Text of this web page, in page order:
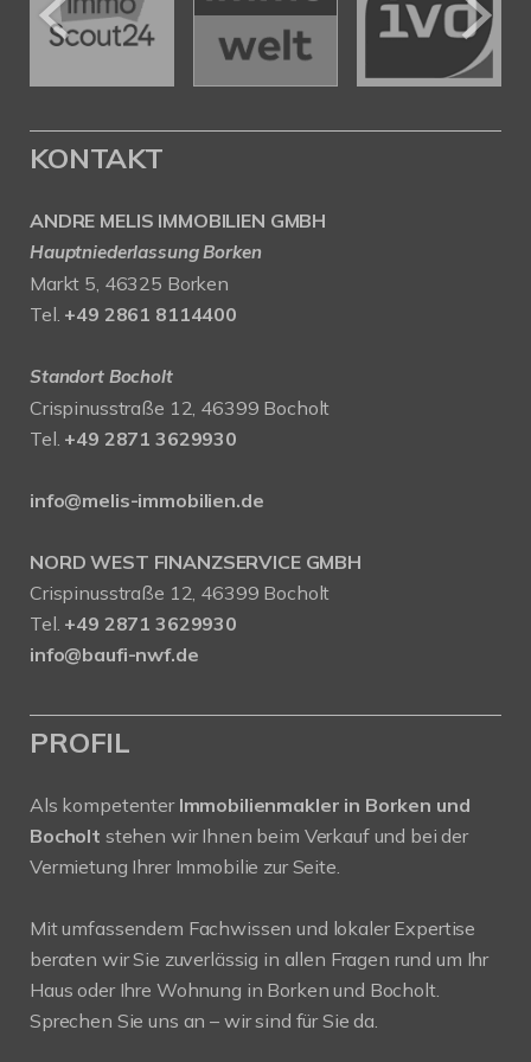
KONTAKT
ANDRE MELIS IMMOBILIEN GMBH
Hauptniederlassung Borken
Markt 5, 46325 Borken
Tel. +49 2861 8114400
Standort Bocholt
Crispinusstraße 12, 46399 Bocholt
Tel. +49 2871 3629930
info@melis-immobilien.de
NORD WEST FINANZSERVICE GMBH
Crispinusstraße 12, 46399 Bocholt
Tel. +49 2871 3629930
info@baufi-nwf.de
PROFIL
Als kompetenter Immobilienmakler in Borken und
Bocholt stehen wir Ihnen beim Verkauf und bei der
Vermietung Ihrer Immobilie zur Seite.
Mit umfassendem Fachwissen und lokaler Expertise
beraten wir Sie zuverlässig in allen Fragen rund um Ihr
Haus oder Ihre Wohnung in Borken und Bocholt.
Sprechen Sie uns an – wir sind für Sie da.